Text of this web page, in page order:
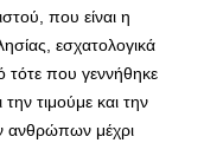
που είναι η
εσχατολογικά
τότε που γεννήθηκε
τιμούμε και την
ανθρώπων μέχρι